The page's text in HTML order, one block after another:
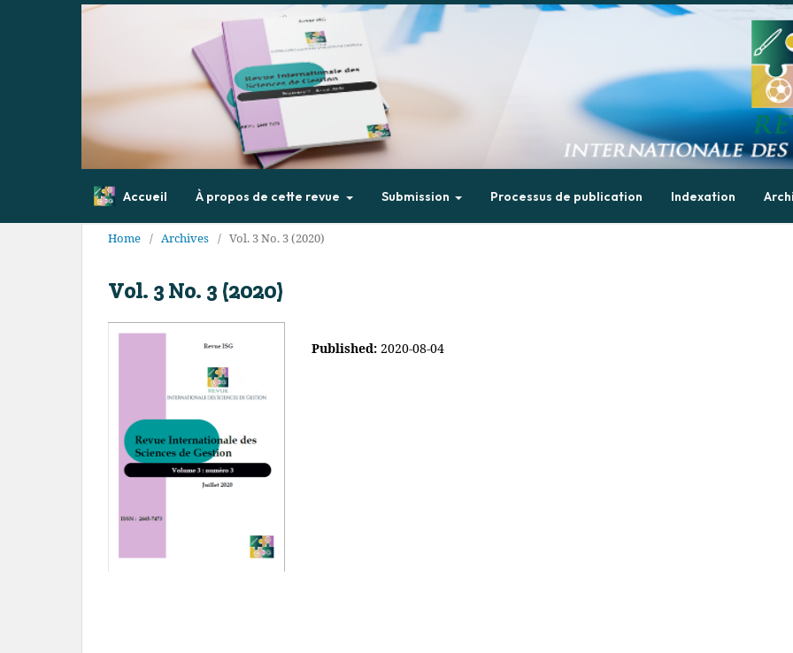
Accueil À propos de cette revue Submission Processus de publication Indexation
Home / Archives / Vol. 3 No. 3 (2020)
Vol. 3 No. 3 (2020)
Published: 2020-08-04